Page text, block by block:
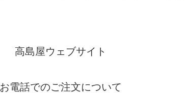
高島屋ウェブサイト
お電話でのご注文について